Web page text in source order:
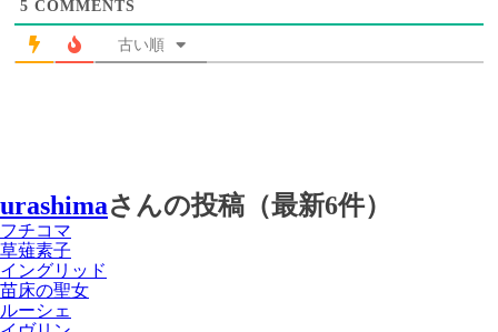
5 COMMENTS
古い順
urashimaさんの投稿（最新6件）
フチコマ
草薙素子
イングリッド
苗床の聖女
ルーシェ